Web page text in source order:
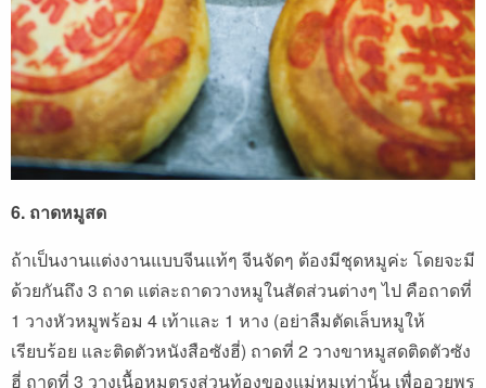
6. ถาดหมูสด
ถ้าเป็นงานแต่งงานแบบจีนแท้ๆ จีนจัดๆ ต้องมีชุดหมูค่ะ โดยจะมี
ด้วยกันถึง 3 ถาด แต่ละถาดวางหมูในสัดส่วนต่างๆ ไป คือถาดที่
1 วางหัวหมูพร้อม 4 เท้าและ 1 หาง (อย่าลืมตัดเล็บหมูให้
เรียบร้อย และติดตัวหนังสือซังฮี่) ถาดที่ 2 วางขาหมูสดติดตัวซัง
ฮี่ ถาดที่ 3 วางเนื้อหมูตรงส่วนท้องของแม่หมูเท่านั้น เพื่ออวยพร